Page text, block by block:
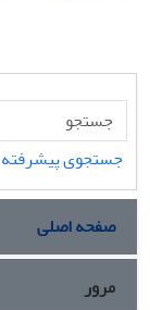
جستجوی پیشرفته
صفحه اصلی
مرور